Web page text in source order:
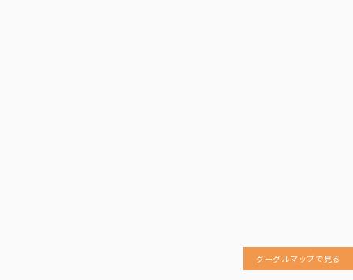
グーグルマップで見る